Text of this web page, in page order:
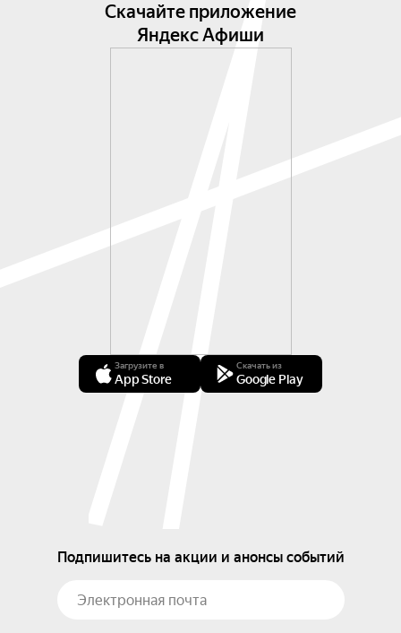
Скачайте приложение
Яндекс Афиши
Загрузите в
App Store
Скачать из
Google Play
Подпишитесь на акции и анонсы событий